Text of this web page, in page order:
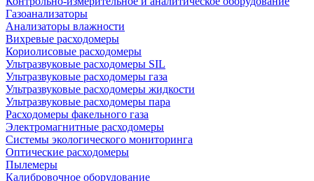
Газоанализаторы
Анализаторы влажности
Вихревые расходомеры
Кориолисовые расходомеры
Ультразвуковые расходомеры SIL
Ультразвуковые расходомеры газа
Ультразвуковые расходомеры жидкости
Ультразвуковые расходомеры пара
Расходомеры факельного газа
Электромагнитные расходомеры
Системы экологического мониторинга
Оптические расходомеры
Пылемеры
Калибровочное оборудование